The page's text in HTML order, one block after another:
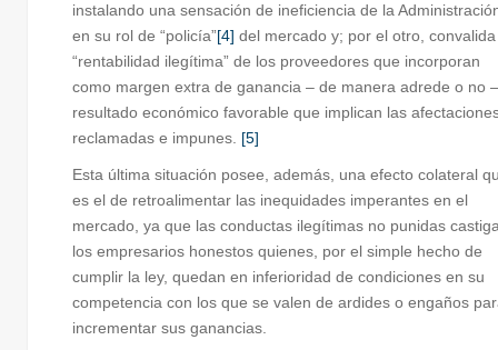
instalando una sensación de ineficiencia de la
en su rol de “policía”[4] del mercado y; por el otro,
“rentabilidad ilegítima” de los proveedores que incorporan
como margen extra de ganancia – de manera adrede o no
resultado económico favorable que implican las
reclamadas e impunes. [5]
Esta última situación posee, además, una efecto colateral
es el de retroalimentar las inequidades imperantes en el
mercado, ya que las conductas ilegítimas no punidas
los empresarios honestos quienes, por el simple hecho de
cumplir la ley, quedan en inferioridad de condiciones en su
competencia con los que se valen de ardides o engaños
incrementar sus ganancias.